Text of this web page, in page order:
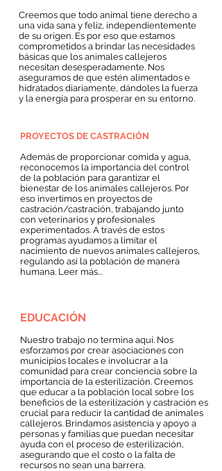
Creemos que todo animal tiene derecho a
una vida sana y feliz, independientemente
de su origen. Es por eso que estamos
comprometidos a brindar las necesidades
básicas que los animales callejeros
necesitan desesperadamente. Nos
aseguramos de que estén alimentados e
hidratados diariamente, dándoles la fuerza
y la energía para prosperar en su entorno.
PROYECTOS DE CASTRACIÓN
Además de proporcionar comida y agua,
reconocemos la importancia del control
de la población para garantizar el
bienestar de los animales callejeros. Por
eso invertimos en proyectos de
castración/castración, trabajando junto
con veterinarios y profesionales
experimentados. A través de estos
programas ayudamos a limitar el
nacimiento de nuevos animales callejeros,
regulando así la población de manera
humana. Leer más...
EDUCACIÓN
Nuestro trabajo no termina aquí. Nos
esforzamos por crear asociaciones con
municipios locales e involucrar a la
comunidad para crear conciencia sobre la
importancia de la esterilización. Creemos
que educar a la población local sobre los
beneficios de la esterilización y castración es
crucial para reducir la cantidad de animales
callejeros. Brindamos asistencia y apoyo a
personas y familias que puedan necesitar
ayuda con el proceso de esterilización,
asegurando que el costo o la falta de
recursos no sean una barrera.